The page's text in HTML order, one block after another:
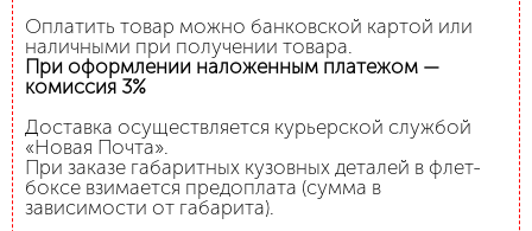
Оплатить товар можно банковской картой или
наличными при получении товара.
При оформлении наложенным платежом —
комиссия 3%
Доставка осуществляется курьерской службой
«Новая Почта».
При заказе габаритных кузовных деталей в флет-
боксе взимается предоплата (сумма в
зависимости от габарита).